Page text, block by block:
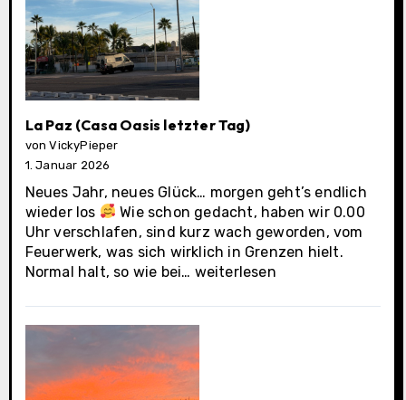
La Paz (Casa Oasis letzter Tag)
von VickyPieper
1. Januar 2026
Neues Jahr, neues Glück… morgen geht’s endlich
wieder los
Wie schon gedacht, haben wir 0.00
Uhr verschlafen, sind kurz wach geworden, vom
Feuerwerk, was sich wirklich in Grenzen hielt.
Normal halt, so wie bei… La
(Casa
Oasis
letzter
Tag)
weiterlesen